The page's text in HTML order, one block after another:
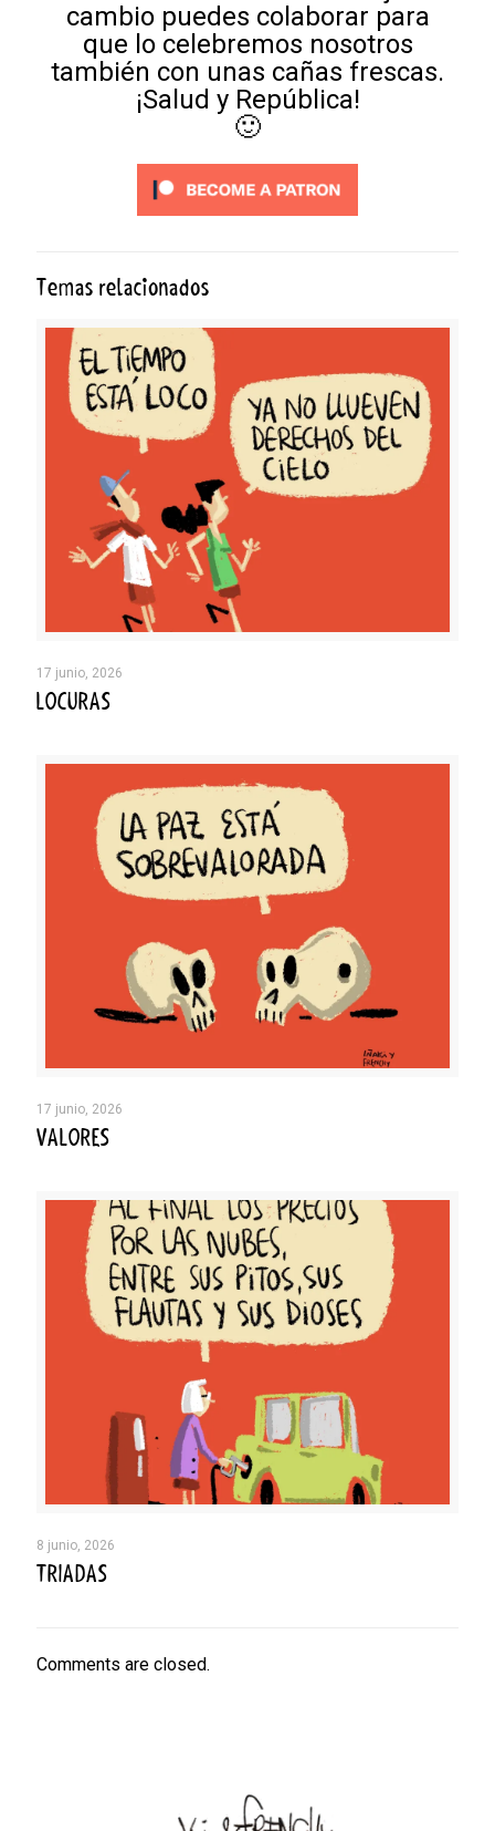
cambio puedes colaborar para
que lo celebremos nosotros
también con unas cañas frescas.
¡Salud y República!
🙂
Temas relacionados
17 junio, 2026
LOCURAS
17 junio, 2026
VALORES
8 junio, 2026
TRIADAS
Comments are closed.